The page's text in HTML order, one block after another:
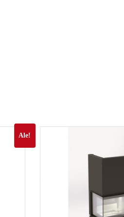
Ale!